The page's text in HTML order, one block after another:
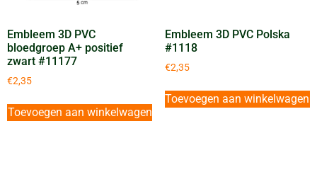
Embleem 3D PVC
bloedgroep A+ positief
zwart #11177
€2,35
Toevoegen aan winkelwagen
Embleem 3D PVC Polska
#1118
€2,35
Toevoegen aan winkelwagen